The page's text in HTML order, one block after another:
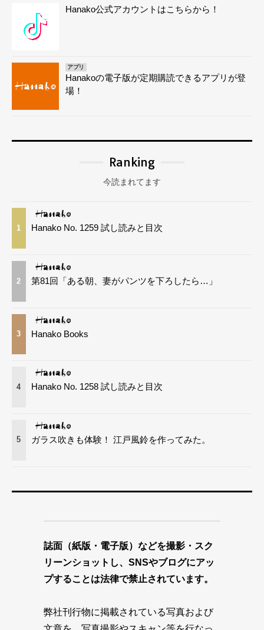
Hanako公式アカウントはこちらから！
アプリ
Hanakoの電子版が定期購読できるアプリが登
場！
Ranking
今読まれてます
1 Hanako No. 1259 試し読みと目次
2 第81回「ある朝、妻がパンツを下ろしたら…」
3 Hanako Books
4 Hanako No. 1258 試し読みと目次
5 ガラス吹きも体験！ 江戸風鈴を作ってみた。
誌面（紙版・電子版）などを撮影・スク
リーンショットし、SNSやブログにアッ
プすることは法律で禁止されています。
弊社刊行物に掲載されている写真および